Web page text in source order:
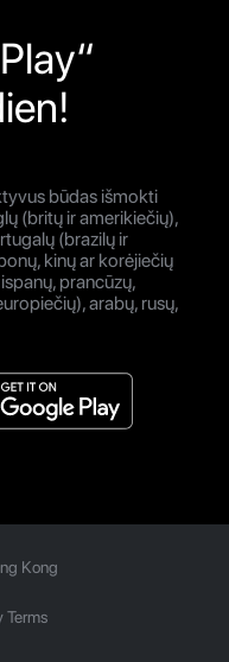
būdas išmokti
(britų ir amerikiečių),
(brazilų ir
kinų ar korėjiečių
prancūzų,
arabų, rusų,
Kong
Terms